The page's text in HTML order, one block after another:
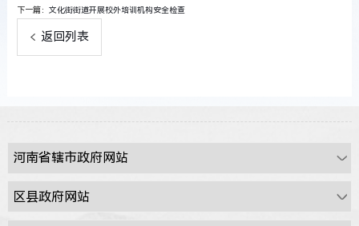
下一篇：文化街街道开展校外培训机构安全检查
返回列表